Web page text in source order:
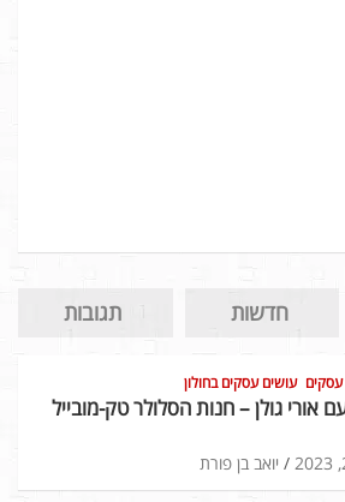
חדשות תגובות
עושים עסקים בחולון
אורי גולן – חנות הסלולר טק-מובייל
יואב בן פורת